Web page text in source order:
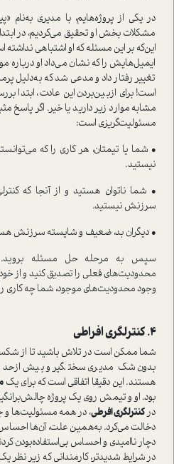
در یکی از پروژه‌هایم، با مدیری به‌نام
مشکلات بخش او تحقیق می‌کردیم، در
این‌که بر این مسئله که او اشتباهی
ایمیل‌هایش را که نشان می‌داد او درباره
تغییر رفتار داد و مدعی شد که به‌دلیل
ا‌ست! برای از‌بین‌بردن این عادت، ابتدا
مشابه موارد زیر دارید یا خیر. اگر
مسئولیت‌گریزی ا‌ست:
• شما یا تیمتان، هر کاری را که
نیستید.
• شما ناتوان هستید و از آنجا که
سرزنش نیستید.
• دیگران بد، ضعیف و شایسته سرزنش
سپس به مرحله حل مسئله بروید.
محدودیت‌های فعلی را تصدیق کنید و از خود
وجود محدودیت‌های موجود، شما چه کاری را
4. کنترلگری افراطی
شما ممکن ا‌ست در تلاش باشید تا از شکست
بدون شک مدیری سختگیر و بیش‌از‌حد
هستند‌. این دقیقا اتفاقی ا‌ست که برای یک
بود. او و تیمش روی یک پروژه
درکنترلگری افرطی، در همه مسئولیت‌ها و
دخالت می‌کرد. به‌همین علت، آن‌ها
دچار نا‌امیدی و احساس بی‌ا‌ستفاده‌بودن
در شرایط شدیدتر، کارمندانی که زیر نظر